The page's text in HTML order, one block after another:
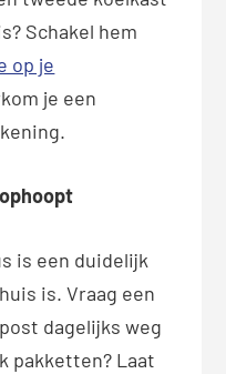
Schakel hem
op je
je een
is een duidelijk
is. Vraag een
dagelijks weg
pakketten? Laat